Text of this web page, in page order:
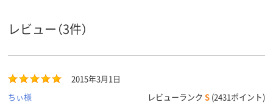
レビュー（3件）
2015年3月1日
ちぃ様
レビューランク S (2431ポイント)